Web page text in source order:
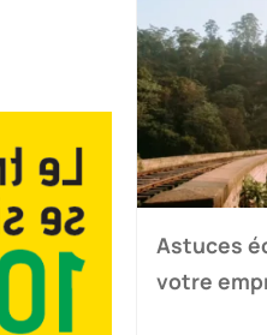
Astuces
votre